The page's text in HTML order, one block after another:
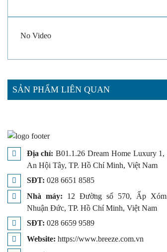
No Video
SẢN PHẨM LIÊN QUAN
Địa chỉ:B01.1.26 Dream Home Luxury 1,
An Hội Tây, TP. Hồ Chí Minh, Việt Nam
SĐT: 028 6651 8585
Nhà máy: 12 Đường số 570, Ấp
Nhuận Đức, TP. Hồ Chí Minh, Việt Nam
SĐT: 028 6659 9589
Website: https://www.breeze.com.vn